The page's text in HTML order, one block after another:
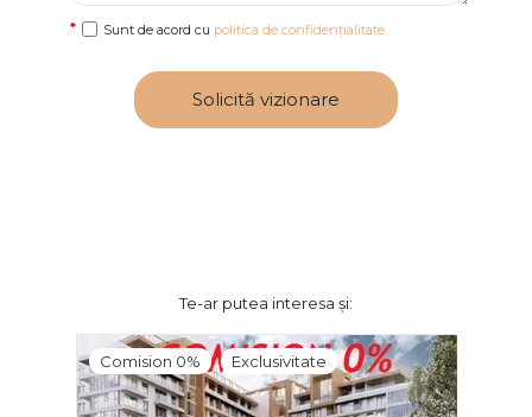
Sunt de acord cu politica de confidențialitate
Solicită vizionare
Te-ar putea interesa și:
Comision 0% Exclusivitate